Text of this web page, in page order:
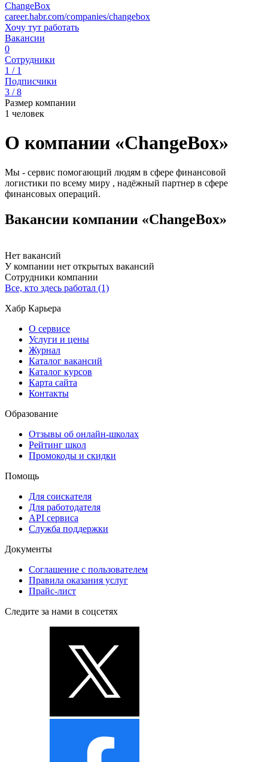
ChangeBox
career.habr.com/companies/changebox
Хочу тут работать
Вакансии
0
Сотрудники
1 / 1
Подписчики
3 / 8
Размер компании
1 человек
О компании «ChangeBox»
Мы - сервис помогающий людям в сфере финансовой
логистики по всему миру , надёжный партнер в сфере
финансовых операций.
Вакансии компании «ChangeBox»
Нет вакансий
У компании нет открытых вакансий
Сотрудники компании
Все, кто здесь работал (1)
Хабр Карьера
О сервисе
Услуги и цены
Журнал
Каталог вакансий
Каталог курсов
Карта сайта
Контакты
Образование
Отзывы об онлайн-школах
Рейтинг школ
Промокоды и скидки
Помощь
Для соискателя
Для работодателя
API сервиса
Служба поддержки
Документы
Соглашение с пользователем
Правила оказания услуг
Прайс-лист
Следите за нами в соцсетях